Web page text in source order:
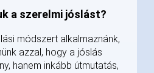
a szerelmi jóslást?
módszert alkalmaznánk,
azzal, hogy a jóslás
hanem inkább útmutatás,